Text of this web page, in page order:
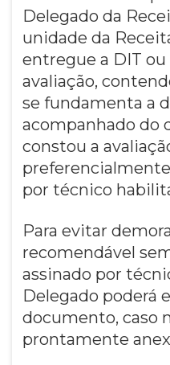
Delegado da
unidade da
entregue a DIT ou
avaliação,
se fundamenta a
acompanhado do
constou a
por técnico
Para evitar
recomendável
assinado por
Delegado poderá
documento, caso
prontamente